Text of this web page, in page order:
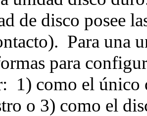
de disco posee
Para una
para
1) como el único
o 3) como el